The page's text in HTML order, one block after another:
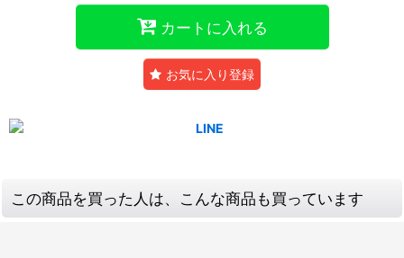
カートに入れる
お気に入り登録
この商品を買った人は、こんな商品も買っています